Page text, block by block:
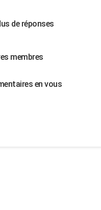
de réponses
membres
en vous